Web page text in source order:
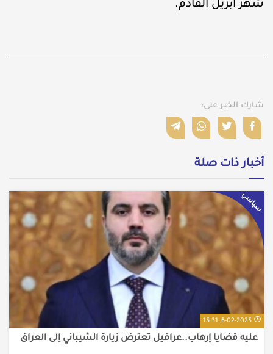
شهر أبريل القادم.
شارك الخبر على:
أخبار ذات صلة
سياسي
6-02-2025, 15:31
عليه قضايا إرهاب..عراقيل تعترض زيارة الشيباني إلى العراق